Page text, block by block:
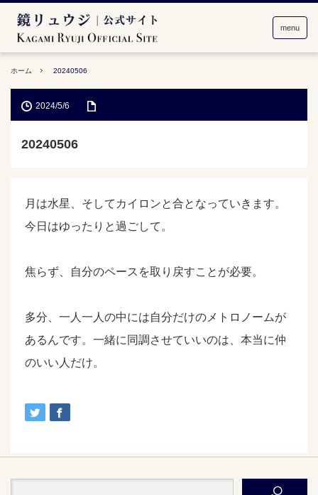
menu
ホーム 20240506
2024/5/6
20240506
月は水星、そしてカイロンと合となっていきます。
今日はゆったりと過ごして。
焦らず、自分のペースを取り戻すことが必要。
多分、一人一人の中には自分だけのメトロノームが
あるんです。一緒に同調させていいのは、本当に仲
のいい人だけ。